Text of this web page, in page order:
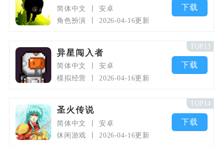
简体中文
安卓
角色扮演
2026-04-16更新
下载
异星闯入者
简体中文
安卓
模拟经营
2026-04-16更新
下载
TOP13
圣火传说
简体中文
安卓
休闲游戏
2026-04-16更新
下载
TOP14